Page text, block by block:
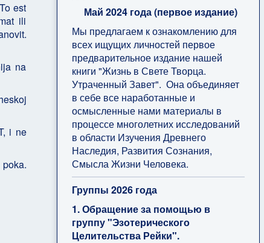
est
ili
na
i ne
Май 2024 года (первое издание)
Мы предлагаем к ознакомлению для
всех ищущих личностей первое
предварительное издание нашей
книги "Жизнь в Свете Творца.
Утраченный Завет". Она объединяет
в себе все наработанные и
осмысленные нами материалы в
процессе многолетних исследований
в области Изучения Древнего
Наследия, Развития Сознания,
Смысла Жизни Человека.
Группы 2026 года
1. Обращение за помощью в
группу "Эзотерического
Целительства Рейки".